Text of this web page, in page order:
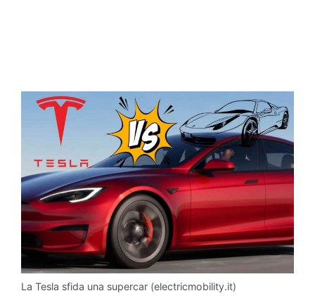
La Tesla sfida una supercar (electricmobility.it)